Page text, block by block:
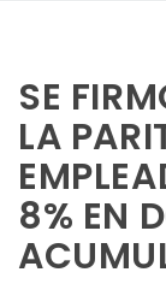
SE
LA
8% EN